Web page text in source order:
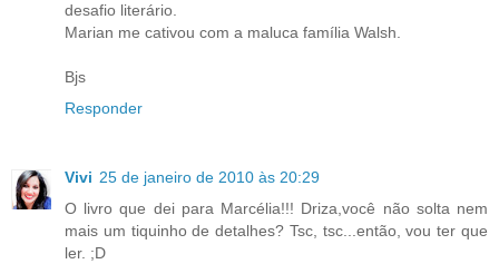
desafio literário.
Marian me cativou com a maluca família Walsh.
Bjs
Responder
Vivi 25 de janeiro de 2010 às 20:29
O livro que dei para Marcélia!!! Driza,você não solta nem
mais um tiquinho de detalhes? Tsc, tsc...então, vou ter que
ler. ;D